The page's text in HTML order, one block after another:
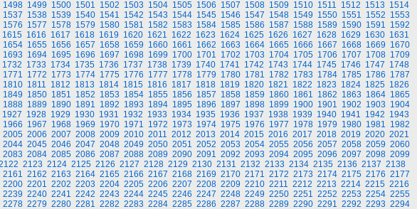
1498 1499 1500 1501 1502 1503 1504 1505 1506 1507 1508 1509 1510 1511 1512 1513 1514
1537 1538 1539 1540 1541 1542 1543 1544 1545 1546 1547 1548 1549 1550 1551 1552 1553
1576 1577 1578 1579 1580 1581 1582 1583 1584 1585 1586 1587 1588 1589 1590 1591 1592
1615 1616 1617 1618 1619 1620 1621 1622 1623 1624 1625 1626 1627 1628 1629 1630 1631
1654 1655 1656 1657 1658 1659 1660 1661 1662 1663 1664 1665 1666 1667 1668 1669 1670
1693 1694 1695 1696 1697 1698 1699 1700 1701 1702 1703 1704 1705 1706 1707 1708 1709
1732 1733 1734 1735 1736 1737 1738 1739 1740 1741 1742 1743 1744 1745 1746 1747 1748
1771 1772 1773 1774 1775 1776 1777 1778 1779 1780 1781 1782 1783 1784 1785 1786 1787
1810 1811 1812 1813 1814 1815 1816 1817 1818 1819 1820 1821 1822 1823 1824 1825 1826
1849 1850 1851 1852 1853 1854 1855 1856 1857 1858 1859 1860 1861 1862 1863 1864 1865
1888 1889 1890 1891 1892 1893 1894 1895 1896 1897 1898 1899 1900 1901 1902 1903 1904
1927 1928 1929 1930 1931 1932 1933 1934 1935 1936 1937 1938 1939 1940 1941 1942 1943
1966 1967 1968 1969 1970 1971 1972 1973 1974 1975 1976 1977 1978 1979 1980 1981 1982
2005 2006 2007 2008 2009 2010 2011 2012 2013 2014 2015 2016 2017 2018 2019 2020 2021
2044 2045 2046 2047 2048 2049 2050 2051 2052 2053 2054 2055 2056 2057 2058 2059 2060
2083 2084 2085 2086 2087 2088 2089 2090 2091 2092 2093 2094 2095 2096 2097 2098 2099
2123 2124 2125 2126 2127 2128 2129 2130 2131 2132 2133 2134 2135 2136 2137 2138
2161 2162 2163 2164 2165 2166 2167 2168 2169 2170 2171 2172 2173 2174 2175 2176 2177
2200 2201 2202 2203 2204 2205 2206 2207 2208 2209 2210 2211 2212 2213 2214 2215 2216
2239 2240 2241 2242 2243 2244 2245 2246 2247 2248 2249 2250 2251 2252 2253 2254 2255
2278 2279 2280 2281 2282 2283 2284 2285 2286 2287 2288 2289 2290 2291 2292 2293 2294